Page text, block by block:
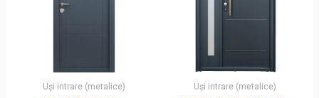
Uși intrare (metalice) Uși intrare (metalice)